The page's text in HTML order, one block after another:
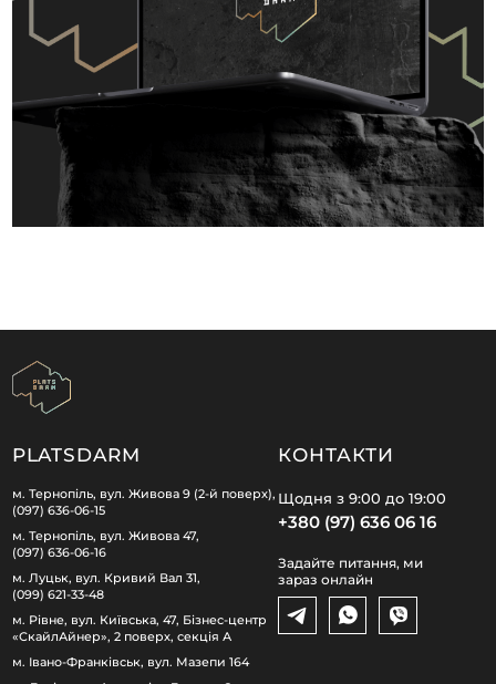
PLATSDARM
м. Тернопіль, вул. Живова 9 (2-й поверх),
(097) 636-06-15
м. Тернопіль, вул. Живова 47,
(097) 636-06-16
м. Луцьк, вул. Кривий Вал 31,
(099) 621-33-48
м. Рівне, вул. Київська, 47, Бізнес-центр
«СкайлАйнер», 2 поверх, секція А
м. Івано-Франківськ, вул. Мазепи 164
КОНТАКТИ
Щодня з 9:00 до 19:00
+380 (97) 636 06 16
Задайте питання, ми
зараз онлайн